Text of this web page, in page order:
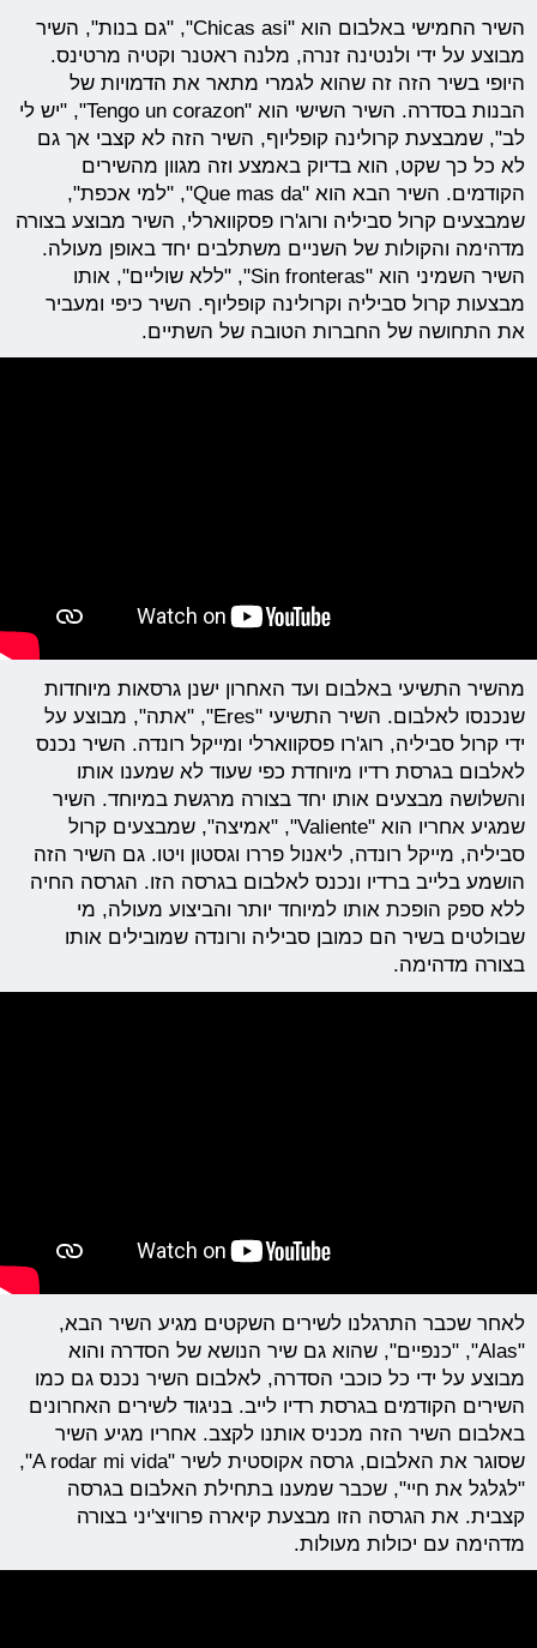
השיר החמישי באלבום הוא "Chicas asi", "גם בנות", השיר
מבוצע על ידי ולנטינה זנרה, מלנה ראטנר וקטיה מרטינס.
היופי בשיר הזה זה שהוא לגמרי מתאר את הדמויות של
הבנות בסדרה. השיר השישי הוא "Tengo un corazon", "יש לי
לב", שמבצעת קרולינה קופליוף, השיר הזה לא קצבי אך גם
לא כל כך שקט, הוא בדיוק באמצע וזה מגוון מהשירים
הקודמים. השיר הבא הוא "Que mas da", "למי אכפת",
שמבצעים קרול סביליה ורוג'רו פסקווארלי, השיר מבוצע בצורה
מדהימה והקולות של השניים משתלבים יחד באופן מעולה.
השיר השמיני הוא "Sin fronteras", "ללא שוליים", אותו
מבצעות קרול סביליה וקרולינה קופליוף. השיר כיפי ומעביר
את התחושה של החברות הטובה של השתיים.
מהשיר התשיעי באלבום ועד האחרון ישנן גרסאות מיוחדות
שנכנסו לאלבום. השיר התשיעי "Eres", "אתה", מבוצע על
ידי קרול סביליה, רוג'רו פסקווארלי ומייקל רונדה. השיר נכנס
לאלבום בגרסת רדיו מיוחדת כפי שעוד לא שמענו אותו
והשלושה מבצעים אותו יחד בצורה מרגשת במיוחד. השיר
שמגיע אחריו הוא "Valiente", "אמיצה", שמבצעים קרול
סביליה, מייקל רונדה, ליאנול פררו וגסטון ויטו. גם השיר הזה
הושמע בלייב ברדיו ונכנס לאלבום בגרסה הזו. הגרסה החיה
ללא ספק הופכת אותו למיוחד יותר והביצוע מעולה, מי
שבולטים בשיר הם כמובן סביליה ורונדה שמובילים אותו
בצורה מדהימה.
לאחר שכבר התרגלנו לשירים השקטים מגיע השיר הבא,
"Alas", "כנפיים", שהוא גם שיר הנושא של הסדרה והוא
מבוצע על ידי כל כוכבי הסדרה, לאלבום השיר נכנס גם כמו
השירים הקודמים בגרסת רדיו לייב. בניגוד לשירים האחרונים
באלבום השיר הזה מכניס אותנו לקצב. אחריו מגיע השיר
שסוגר את האלבום, גרסה אקוסטית לשיר "A rodar mi vida",
"לגלגל את חיי", שכבר שמענו בתחילת האלבום בגרסה
קצבית. את הגרסה הזו מבצעת קיארה פרוויצ'יני בצורה
מדהימה עם יכולות מעולות.